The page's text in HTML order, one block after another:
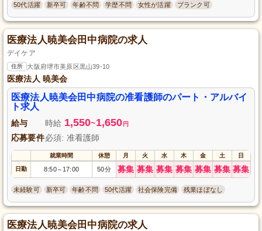
50代活躍 新卒可 年齢不問 学歴不問 女性が活躍 ブランク可
医療法人暁美会田中病院の求人
デイケア
住所 大阪府堺市美原区黒山39-10
医療法人 暁美会
医療法人暁美会田中病院の准看護師のパート・アルバイ
ト求人
給与 時給 1,550~1,650 円
応募要件必須: 准看護師
就業時間 休憩 月 火 水 木 金 土 日
日勤 8:50～ 17:00 50分 募集 募集 募集 募集 募集 募集 募集
未経験可 新卒可 年齢不問 50代活躍 社会保険完備 残業ほぼなし
医療法人暁美会田中病院の求人